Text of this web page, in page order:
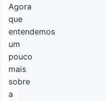
Agora
que
entendemos
um
pouco
mais
sobre
a